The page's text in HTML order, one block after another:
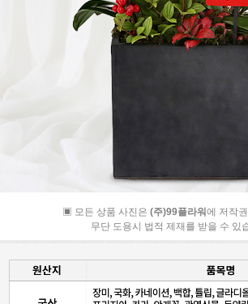
▣ 모든 상품 사진은 (주)99플라워에 저작
무단 도용시 법적 제재를 받을 수 있